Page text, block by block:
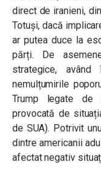
direct de iranieni,
Totuși, dacă
ar putea duce la
părți. De
strategice,
nemulțumirile
Trump legate de
provocată de
de SUA). Potrivit
dintre americanii
afectat negativ